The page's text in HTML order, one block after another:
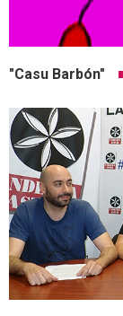
"Casu Barbón"